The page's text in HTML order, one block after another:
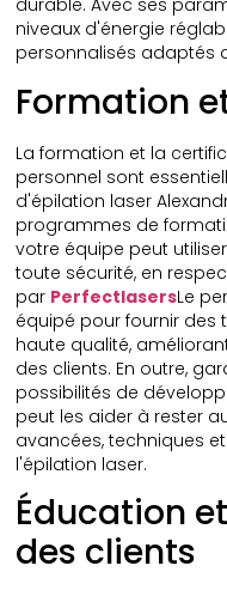
durable. Avec ses
niveaux d'énergie
personnalisés adaptés
Formation
La formation et la
personnel sont
d'épilation laser
programmes de
votre équipe peut
toute sécurité, en
par PerfectlasersLe
équipé pour fournir des
haute qualité,
des clients. En outre,
possibilités de
peut les aider à rester
avancées, techniques
l'épilation laser.
Éducation
des clients